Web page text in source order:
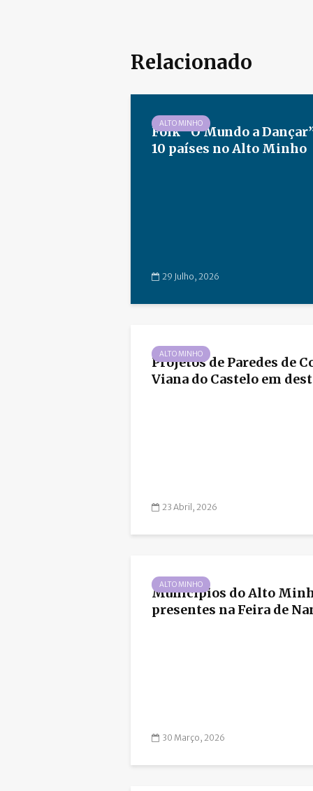
Relacionado
ALTO MINHO
Folk “O Mundo a
10 países no Alto Minho
29 Julho, 2026
ALTO MINHO
Projetos de Paredes de
Viana do Castelo em
23 Abril, 2026
ALTO MINHO
Municípios do Alto
presentes na Feira de
30 Março, 2026